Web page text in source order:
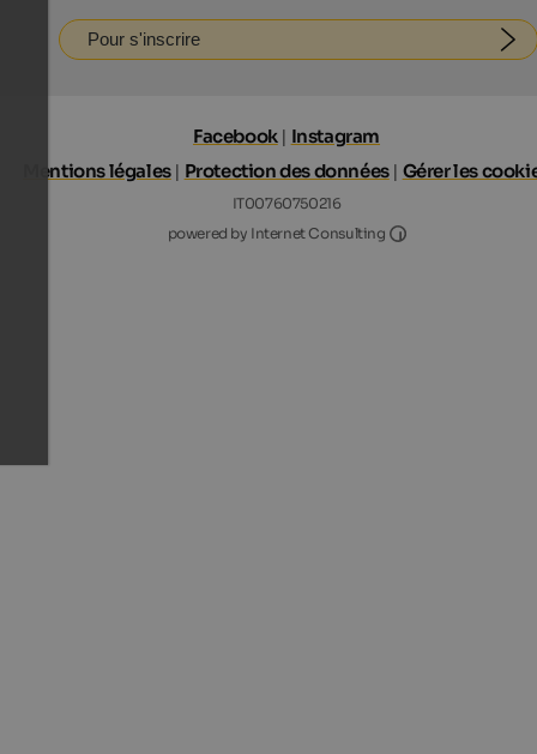
Pour s'inscrire
Facebook| Instagram
Mentions légales| Protection des données| Gérer les
IT00760750216
powered by Internet Consulting
Internet